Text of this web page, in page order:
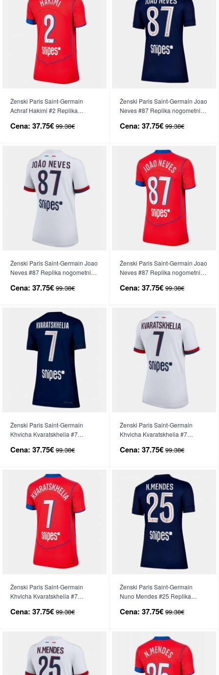
Ženski Paris Saint-Germain
Achraf Hakimi #2 Replika
Kratek Rokav
Cena: 37.75€ 99.38€
Ženski Paris Saint-Germain Joao
Neves #87 Replika nogometni
Rokav
Cena: 37.75€ 99.38€
Ženski Paris Saint-Germain Joao
Neves #87 Replika nogometni
Rokav
Cena: 37.75€ 99.38€
Ženski Paris Saint-Germain Joao
Neves #87 Replika nogometni
Cena: 37.75€ 99.38€
Ženski Paris Saint-Germain
Khvicha Kvaratskhelia #7
2025-26 Kratek Rokav
Cena: 37.75€ 99.38€
Ženski Paris Saint-Germain
Khvicha Kvaratskhelia #7
Gostujoči 2025-26 Kratek Rokav
Cena: 37.75€ 99.38€
Ženski Paris Saint-Germain
Khvicha Kvaratskhelia #7
2025-26 Kratek Rokav
Cena: 37.75€ 99.38€
Ženski Paris Saint-Germain
Nuno Mendes #25 Replika
26 Kratek Rokav
Cena: 37.75€ 99.38€